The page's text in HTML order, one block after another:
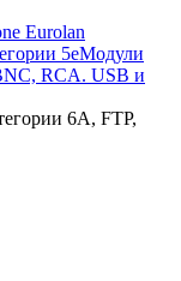
Eurolan
5еМодули
RCA. USB и
6A, FTP,